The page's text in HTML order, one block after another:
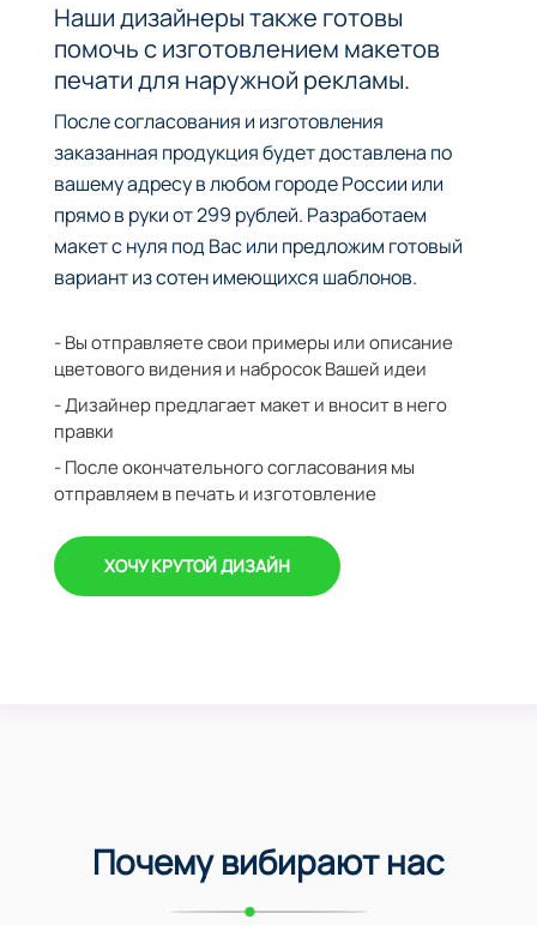
Наши дизайнеры также готовы
помочь с изготовлением макетов
печати для наружной рекламы.
После согласования и изготовления
заказанная продукция будет доставлена по
вашему адресу в любом городе России или
прямо в руки от 299 рублей. Разработаем
макет с нуля под Вас или предложим готовый
вариант из сотен имеющихся шаблонов.
- Вы отправляете свои примеры или описание
цветового видения и набросок Вашей идеи
- Дизайнер предлагает макет и вносит в него
правки
- После окончательного согласования мы
отправляем в печать и изготовление
ХОЧУ КРУТОЙ ДИЗАЙН
Почему вибирают нас